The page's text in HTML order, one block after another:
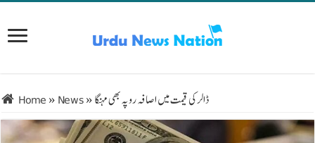
Home » News»ڈالر کی قیمت میں اصافہ روپہ بھی مہنگا